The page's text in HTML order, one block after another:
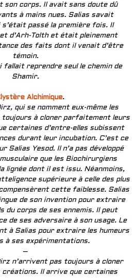
son corps. Il avait sans doute dû
à mains nues. Salias savait
passé la première fois. Il
d’Arh-Tolth et était pleinement
des faits dont il venait d’être
témoin.
fallait reprendre seul le chemin de
Shamir.
Alchimique.
qui se nomment eux-même les
toujours à cloner parfaitement leurs
certaines d’entre-elles subissent
durant leur incubation. C’est ce
Salias Yesod. Il n’a pas développé
que les Biochirurgiens
lignée dont il est issu. Néanmoins,
supérieure à celle des plus
cette faiblesse. Salias
de son invention pour extraire
du corps de ses ennemis. Il peut
de ses adversaire à son usage. Le
à Salias pour extraire les humeurs
à ses expérimentations.
–
n’arrivent pas toujours à cloner
Il arrive que certaines